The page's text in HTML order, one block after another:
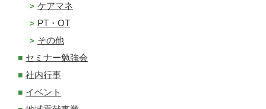
ケアマネ
PT・OT
その他
セミナー勉強会
社内行事
イベント